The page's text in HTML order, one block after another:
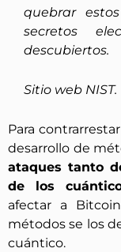
quebrar
secretos
descubiertos.
Sitio web NIST.
Para
desarrollo de
ataques tanto
de los
afectar a
métodos se los
cuántico.